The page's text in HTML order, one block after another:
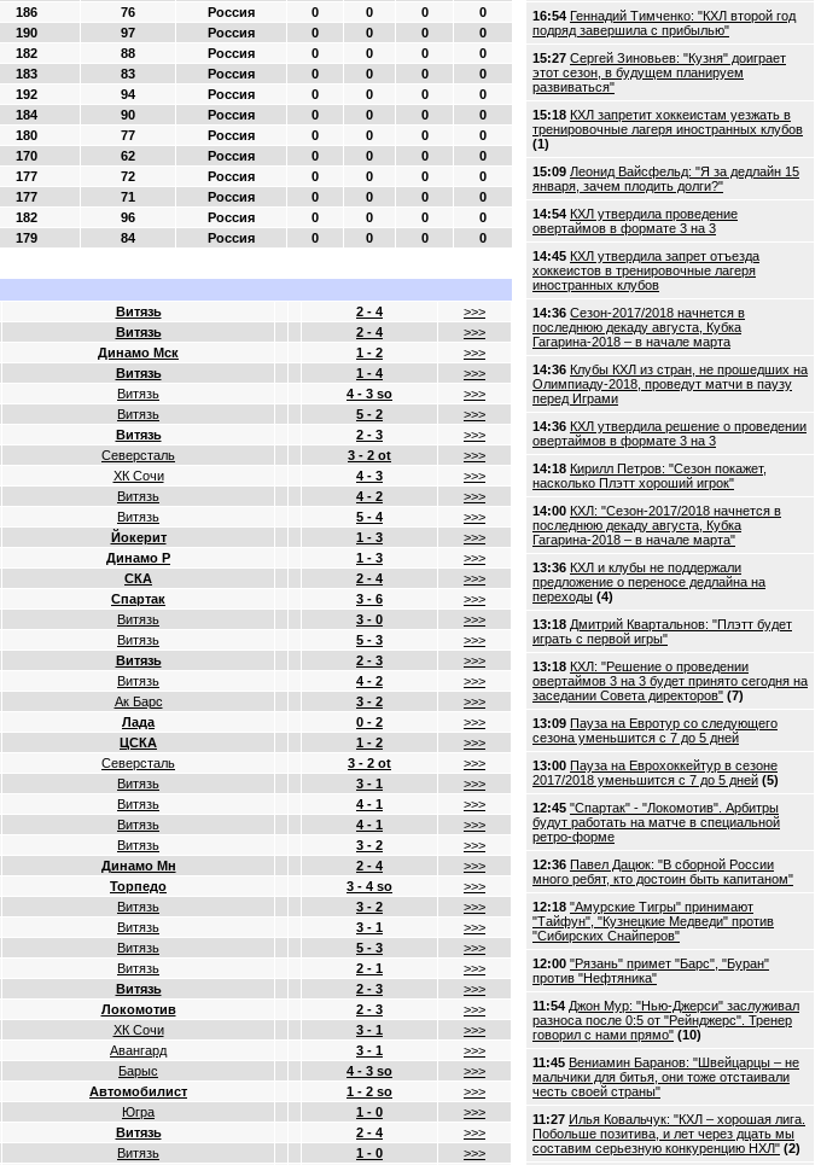
186 76 Россия 0 0 0
0
190 97 Россия 0 0 0
0
182 88 Россия 0 0 0
0
183 83 Россия 0 0 0
0
192 94 Россия 0 0 0
0
184 90 Россия 0 0 0
0
180 77 Россия 0 0 0
0
170 62 Россия 0 0 0
0
177 72 Россия 0 0 0
0
177 71 Россия 0 0 0
0
182 96 Россия 0 0 0
0
179 84 Россия 0 0 0 0
Витязь 2 - 4
>>>
Витязь 2 - 4
>>>
Динамо Мск 1 - 2
>>>
Витязь 1 - 4
>>>
Витязь 4 - 3 so
>>>
Витязь 5 - 2
>>>
Витязь 2 - 3
>>>
Северсталь 3 - 2 ot
>>>
ХК Сочи 4 - 3
>>>
Витязь 4 - 2
>>>
Витязь 5 - 4
>>>
Йокерит 1 - 3
>>>
Динамо Р 1 - 3
>>>
СКА 2 - 4
>>>
Спартак 3 - 6
>>>
Витязь 3 - 0
>>>
Витязь 5 - 3
>>>
Витязь 2 - 3
>>>
Витязь 4 - 2
>>>
Ак Барс 3 - 2
>>>
Лада 0 - 2
>>>
ЦСКА 1 - 2
>>>
Северсталь 3 - 2 ot
>>>
Витязь 3 - 1
>>>
Витязь 4 - 1
>>>
Витязь 4 - 1
>>>
Витязь 3 - 2
>>>
Динамо Мн 2 - 4
>>>
Торпедо 3 - 4 so
>>>
Витязь 3 - 2
>>>
Витязь 3 - 1
>>>
Витязь 5 - 3
>>>
Витязь 2 - 1
>>>
Витязь 2 - 3
>>>
Локомотив 2 - 3
>>>
ХК Сочи 3 - 1
>>>
Авангард 3 - 1
>>>
Барыс 4 - 3 so
>>>
Автомобилист 1 - 2 so
>>>
Югра 1 - 0
>>>
Витязь 2 - 4
>>>
Витязь 1 - 0
>>>
16:54 Геннадий Тимченко: "КХЛ второй год
подряд завершила с прибылью"
15:27 Сергей Зиновьев: "Кузня" доиграет
этот сезон, в будущем планируем
развиваться"
15:18 КХЛ запретит хоккеистам уезжать в
тренировочные лагеря иностранных клубов
(1)
15:09 Леонид Вайсфельд: "Я за дедлайн 15
января, зачем плодить долги?"
14:54 КХЛ утвердила проведение
овертаймов в формате 3 на 3
14:45 КХЛ утвердила запрет отъезда
хоккеистов в тренировочные лагеря
иностранных клубов
14:36 Сезон-2017/2018 начнется в
последнюю декаду августа, Кубка
Гагарина-2018 – в начале марта
14:36 Клубы КХЛ из стран, не прошедших на
Олимпиаду-2018, проведут матчи в паузу
перед Играми
14:36 КХЛ утвердила решение о проведении
овертаймов в формате 3 на 3
14:18 Кирилл Петров: "Сезон покажет,
насколько Плэтт хороший игрок"
14:00 КХЛ: "Сезон-2017/2018 начнется в
последнюю декаду августа, Кубка
Гагарина-2018 – в начале марта"
13:36 КХЛ и клубы не поддержали
предложение о переносе дедлайна на
переходы (4)
13:18 Дмитрий Квартальнов: "Плэтт будет
играть с первой игры"
13:18 КХЛ: "Решение о проведении
овертаймов 3 на 3 будет принято сегодня на
заседании Совета директоров" (7)
13:09 Пауза на Евротур со следующего
сезона уменьшится с 7 до 5 дней
13:00 Пауза на Еврохоккейтур в сезоне
2017/2018 уменьшится с 7 до 5 дней (5)
12:45 "Спартак" - "Локомотив". Арбитры
будут работать на матче в специальной
ретро-форме
12:36 Павел Дацюк: "В сборной России
много ребят, кто достоин быть капитаном"
12:18 "Амурские Тигры" принимают
"Тайфун", "Кузнецкие Медведи" против
"Сибирских Снайперов"
12:00 "Рязань" примет "Барс", "Буран"
против "Нефтяника"
11:54 Джон Мур: "Нью-Джерси" заслуживал
разноса после 0:5 от "Рейнджерс". Тренер
говорил с нами прямо" (10)
11:45 Вениамин Баранов: "Швейцарцы – не
мальчики для битья, они тоже отстаивали
честь своей страны"
11:27 Илья Ковальчук: "КХЛ – хорошая лига.
Побольше позитива, и лет через дцать мы
составим серьезную конкуренцию НХЛ" (2)